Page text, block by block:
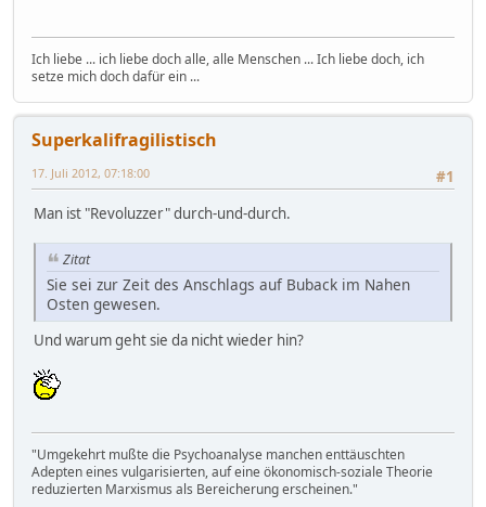
Ich liebe ... ich liebe doch alle, alle Menschen ... Ich liebe doch, ich
setze mich doch dafür ein ...
Superkalifragilistisch
#1
17. Juli 2012, 07:18:00
Man ist "Revoluzzer" durch-und-durch.
Zitat
Sie sei zur Zeit des Anschlags auf Buback im Nahen
Osten gewesen.
Und warum geht sie da nicht wieder hin?
"Umgekehrt mußte die Psychoanalyse manchen enttäuschten
Adepten eines vulgarisierten, auf eine ökonomisch-soziale Theorie
reduzierten Marxismus als Bereicherung erscheinen."